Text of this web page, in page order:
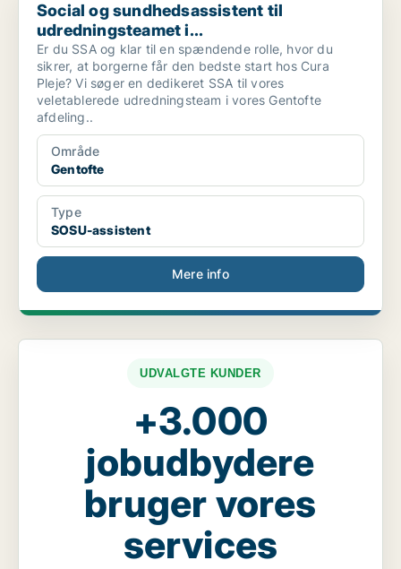
Social og sundhedsassistent til
udredningsteamet i...
Er du SSA og klar til en spændende rolle, hvor du
sikrer, at borgerne får den bedste start hos Cura
Pleje? Vi søger en dedikeret SSA til vores
veletablerede udredningsteam i vores Gentofte
afdeling..
Område
Gentofte
Type
SOSU-assistent
Mere info
UDVALGTE KUNDER
+3.000
jobudbydere
bruger vores
services